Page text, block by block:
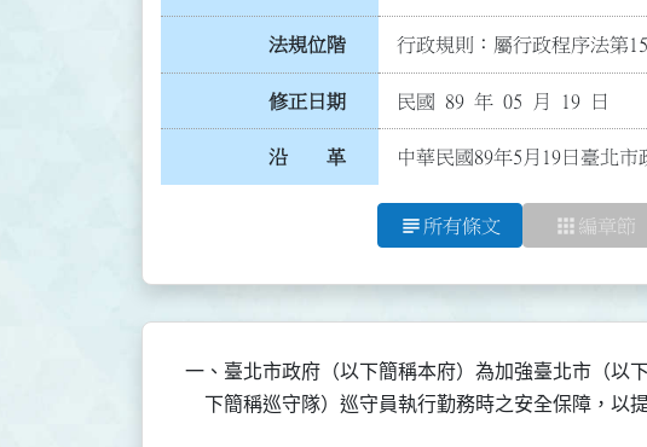
法規位階 行政規則：屬行政程序法第
修正日期 民國 89 年 05 月 19 日
沿 革 中華民國89年5月19日臺北
subject 所有條文 apps 編章節
一、臺北市政府（以下簡稱本府）為加強臺北市（以
下簡稱巡守隊）巡守員執行勤務時之安全保障，以